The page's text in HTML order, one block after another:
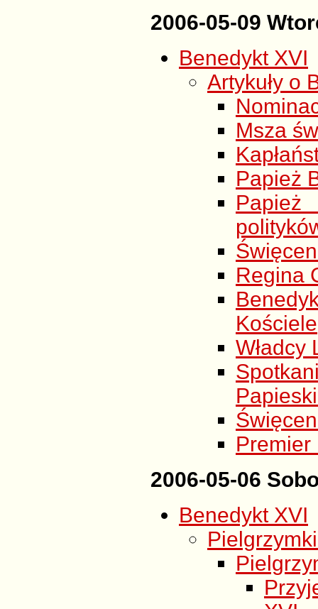
2006-05-09
Benedykt XVI
Artykuły o
Msza
Papież
Regina
Kościele
Władcy
Premier
2006-05-06
Benedykt XVI